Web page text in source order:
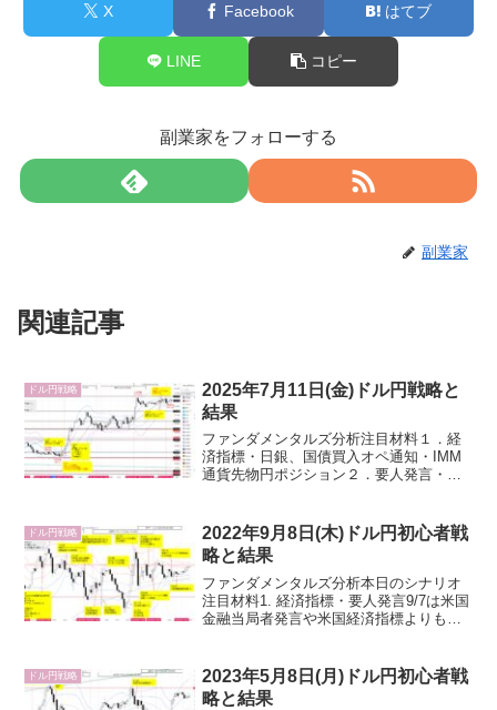
X Facebook はてブ
LINE コピー
副業家をフォローする
副業家
関連記事
ドル円戦略
2025年7月11日(金)ドル円戦略と
結果
ファンダメンタルズ分析注目材料１．経
済指標・日銀、国債買入オペ通知・IMM
通貨先物円ポジション２．要人発言・米
ウクライナ・ロシア）マーケット動向経
済指標評価(前回かつ...
ドル円戦略
2022年9月8日(木)ドル円初心者戦
略と結果
ファンダメンタルズ分析本日のシナリオ
注目材料1. 経済指標・要人発言9/7は米国
金融当局者発言や米国経済指標よりも、
ます。また、本日の最大の注目材料は米
国パウエルF...
ドル円戦略
2023年5月8日(月)ドル円初心者戦
略と結果